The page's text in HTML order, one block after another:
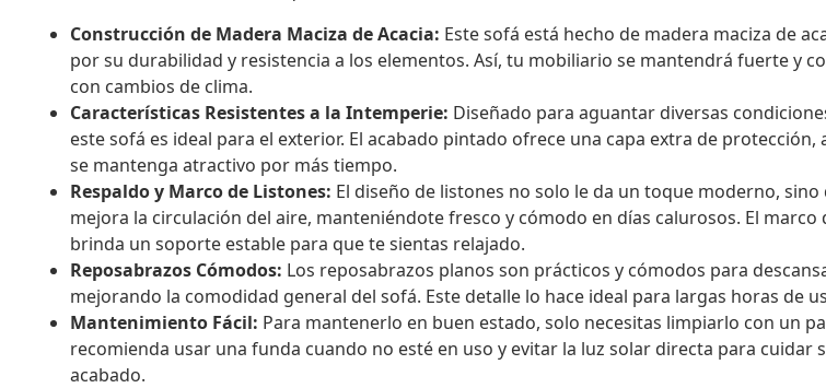
Construcción de Madera Maciza de Acacia: Este sofá está hecho de madera maciza de
por su durabilidad y resistencia a los elementos. Así, tu mobiliario se mantendrá fuerte y
con cambios de clima.
Características Resistentes a la Intemperie: Diseñado para aguantar diversas
este sofá es ideal para el exterior. El acabado pintado ofrece una capa extra de protección,
se mantenga atractivo por más tiempo.
Respaldo y Marco de Listones: El diseño de listones no solo le da un toque moderno,
mejora la circulación del aire, manteniéndote fresco y cómodo en días calurosos. El marco
brinda un soporte estable para que te sientas relajado.
Reposabrazos Cómodos: Los reposabrazos planos son prácticos y cómodos para
mejorando la comodidad general del sofá. Este detalle lo hace ideal para largas horas de
Mantenimiento Fácil: Para mantenerlo en buen estado, solo necesitas limpiarlo con un
recomienda usar una funda cuando no esté en uso y evitar la luz solar directa para cuidar
acabado.